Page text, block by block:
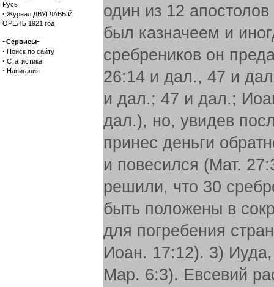
Русь
· Журнал ДВУГЛАВЫЙ
ОРЕЛЪ 1921 год
~Сервисы~
· Поиск по сайту
· Статистика
· Навигация
один из 12
был казначеем и
сребреников он
26:14 и дал., 47 и
и дал.; 47 и дал.;
дал.), но, увидев
принес деньги
и повесился (Мат.
решили, что 30
быть положены в
для погребения
Иоан. 17:12). 3)
Map. 6:3). Евсевий